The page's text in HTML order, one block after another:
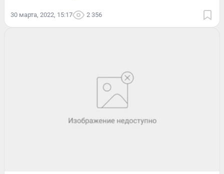
30 марта, 2022, 15:17 2 356